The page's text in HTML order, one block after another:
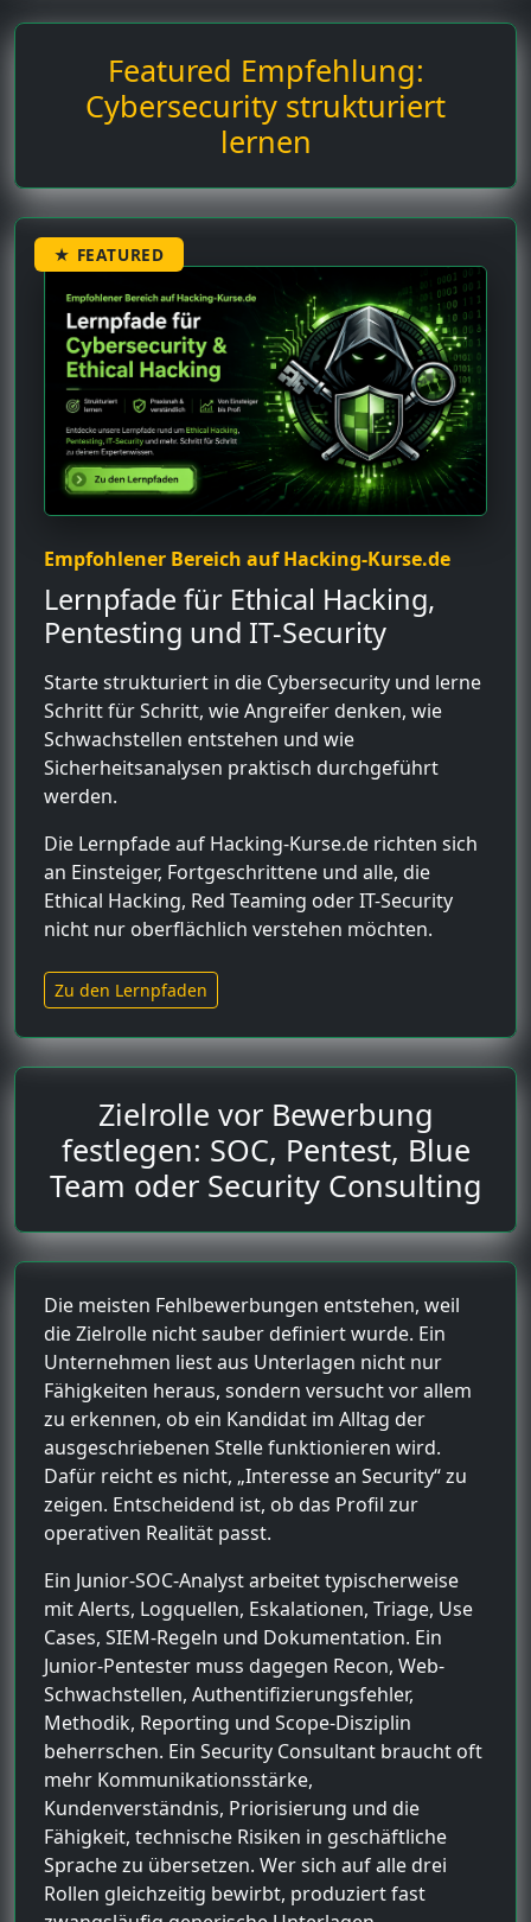
Featured Empfehlung:
Cybersecurity strukturiert
lernen
★ FEATURED
Empfohlener Bereich auf Hacking-Kurse.de
Lernpfade für Ethical Hacking,
Pentesting und IT-Security
Starte strukturiert in die Cybersecurity und lerne
Schritt für Schritt, wie Angreifer denken, wie
Schwachstellen entstehen und wie
Sicherheitsanalysen praktisch durchgeführt
werden.
Die Lernpfade auf Hacking-Kurse.de richten sich
an Einsteiger, Fortgeschrittene und alle, die
Ethical Hacking, Red Teaming oder IT-Security
nicht nur oberflächlich verstehen möchten.
Zu den Lernpfaden
Zielrolle vor Bewerbung
festlegen: SOC, Pentest, Blue
Team oder Security Consulting
Die meisten Fehlbewerbungen entstehen, weil
die Zielrolle nicht sauber definiert wurde. Ein
Unternehmen liest aus Unterlagen nicht nur
Fähigkeiten heraus, sondern versucht vor allem
zu erkennen, ob ein Kandidat im Alltag der
ausgeschriebenen Stelle funktionieren wird.
Dafür reicht es nicht, „Interesse an Security“ zu
zeigen. Entscheidend ist, ob das Profil zur
operativen Realität passt.
Ein Junior-SOC-Analyst arbeitet typischerweise
mit Alerts, Logquellen, Eskalationen, Triage, Use
Cases, SIEM-Regeln und Dokumentation. Ein
Junior-Pentester muss dagegen Recon, Web-
Schwachstellen, Authentifizierungsfehler,
Methodik, Reporting und Scope-Disziplin
beherrschen. Ein Security Consultant braucht oft
mehr Kommunikationsstärke,
Kundenverständnis, Priorisierung und die
Fähigkeit, technische Risiken in geschäftliche
Sprache zu übersetzen. Wer sich auf alle drei
Rollen gleichzeitig bewirbt, produziert fast